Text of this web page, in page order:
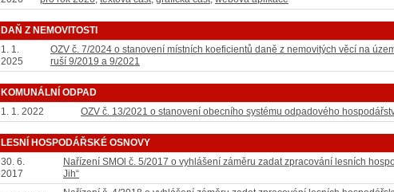
DAŇ Z NEMOVITOSTI
1. 1.
2025
OZV č. 7/2024 o stanovení místních koeficientů daně z nemovitých věcí na
ruší 9/2019 a 9/2021
KOMUNÁLNÍ ODPAD
1. 1. 2022
OZV č. 13/2021 o stanovení obecního systému odpadového
LESNÍ HOSPODÁŘSKÉ OSNOVY
30. 6.
2017
Nařízení SMOl č. 5/2017 o vyhlášení záměru zadat zpracování lesních
Jih“